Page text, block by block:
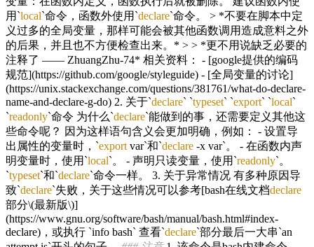
用`local`命令，函数外使用`declare`命令。 > *不要在脚本中定
义过多的全局变量，那样可能会被其他函数调用造成意料之外
的后果，并且也不方便检查出来。* > > *更不用说缺乏必要的
注释了 —— ZhuangZhu-74* 相关资料： - [google提供的编码
规范](https://github.com/google/styleguide) - [全局变量的讨论]
(https://unix.stackexchange.com/questions/381761/what-do-declare-
name-and-declare-g-do) 2. 关于`declare` `typeset` `export` `local`
`readonly`命令 为什么`declare`能做到的事，还需要定义其他这
些命令呢？ 因为这样语句含义会更加明确，例如： - 设置导
出属性的变量时，`export var`和`declare -x var`。 - 在函数内声
明变量时，使用`local`。 - 声明只读变量，使用`readonly`。
`typeset`和`declare`命令一样。 3. 关于异常情况 有多种原因导
致`declare`失败，关于这些情况可以参考[bash在线文档declare
部分\(最新版\)]
(https://www.gnu.org/software/bash/manual/bash.html#index-
declare)，或执行 `info bash` 查看`declare`部分最后一大串`an